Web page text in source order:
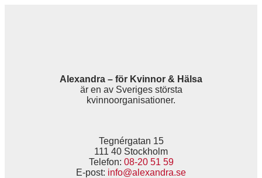
Alexandra – för Kvinnor & Hälsa
är en av Sveriges största
kvinnoorganisationer.
Tegnérgatan 15
111 40 Stockholm
Telefon: 08-20 51 59
E-post: info@alexandra.se